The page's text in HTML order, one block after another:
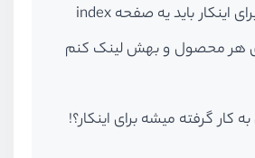
سوالم اینه که برای اینکار باید یه صفحه index
هر محصول و بهش لینک کنم
کار گرفته میشه برای اینکار؟!